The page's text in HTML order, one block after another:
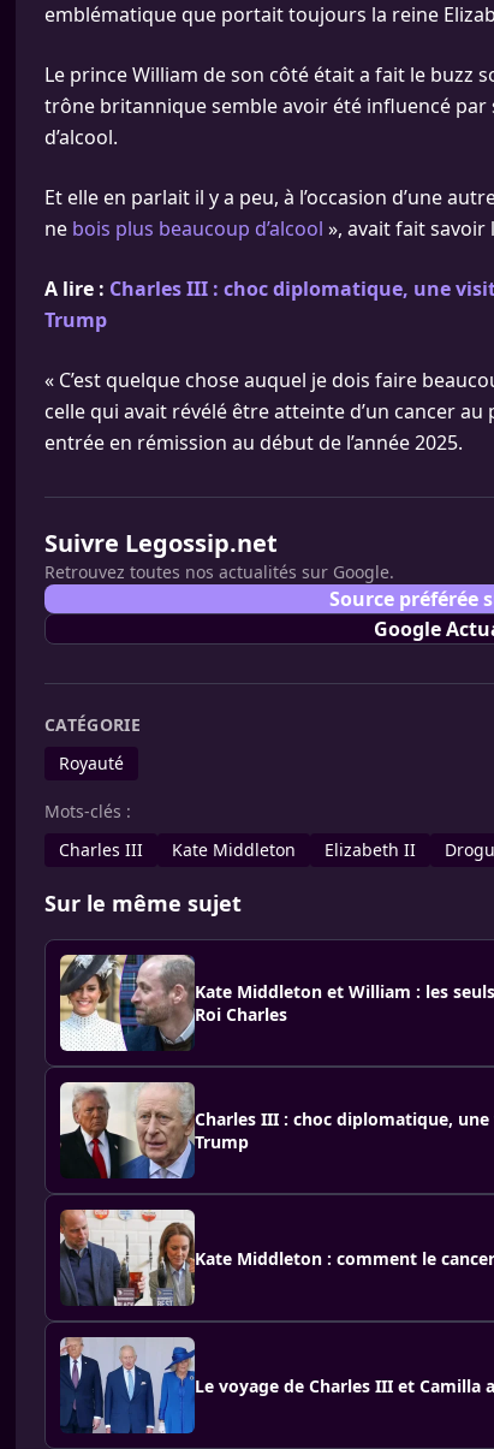
emblématique que portait toujours la reine
Le prince William de son côté était a fait le buzz
trône britannique semble avoir été influencé par
d’alcool.
Et elle en parlait il y a peu, à l’occasion d’une
ne bois plus beaucoup d’alcool », avait fait
A lire : Charles III : choc diplomatique, une
Trump
« C’est quelque chose auquel je dois faire
celle qui avait révélé être atteinte d’un cancer
entrée en rémission au début de l’année 2025.
Suivre Legossip.net
Retrouvez toutes nos actualités sur Google.
Source préférée
Google
CATÉGORIE
Royauté
Mots-clés :
Charles III
Kate Middleton Elizabeth II
Sur le même sujet
Kate Middleton et William : les
Roi Charles
Charles III : choc diplomatique,
Trump
Kate Middleton : comment le
Le voyage de Charles III et Camilla